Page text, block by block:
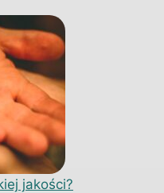
jakości?